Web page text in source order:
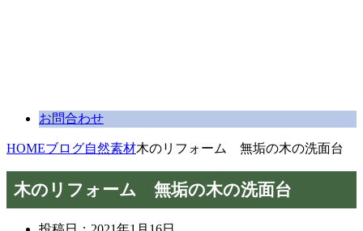
お問合わせ
HOMEブログ自然素材木のリフォーム 無垢の木の洗面台
木のリフォーム 無垢の木の洗面台